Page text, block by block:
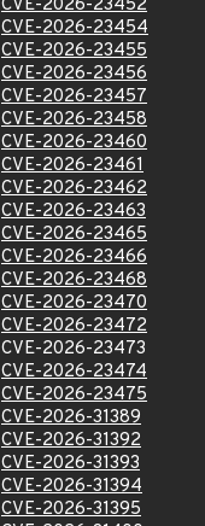
CVE-2026-23452
CVE-2026-23454
CVE-2026-23455
CVE-2026-23456
CVE-2026-23457
CVE-2026-23458
CVE-2026-23460
CVE-2026-23461
CVE-2026-23462
CVE-2026-23463
CVE-2026-23465
CVE-2026-23466
CVE-2026-23468
CVE-2026-23470
CVE-2026-23472
CVE-2026-23473
CVE-2026-23474
CVE-2026-23475
CVE-2026-31389
CVE-2026-31392
CVE-2026-31393
CVE-2026-31394
CVE-2026-31395